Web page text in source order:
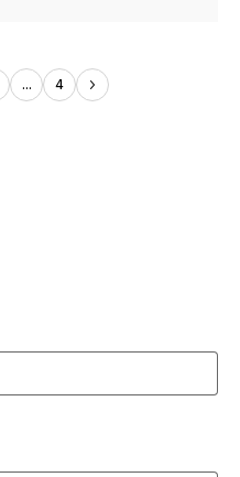
... 4